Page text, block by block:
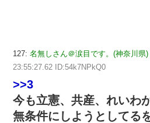
127: 名無しさん＠涙目です。(神奈川県)
23:55:27.62 ID:54k7NPkQ0
>>3
今も立憲、共産、れいわ
無条件にしようとしてる